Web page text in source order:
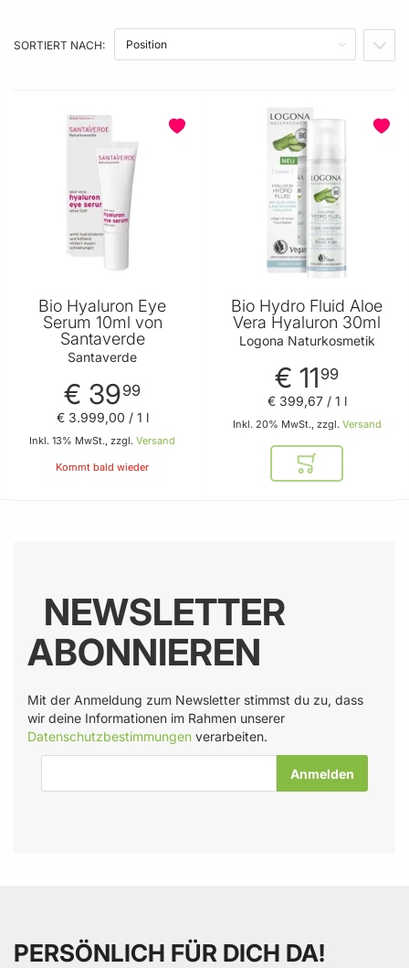
PRODUKTEIGENSCHAFT
SORTIERT NACH: IN
Bio Hyaluron Eye
Serum 10ml von
Santaverde
Santaverde
€ 3999
Inkl. 13% MwSt., zzgl. Versand
€ 3.999,00 / 1 l
Kommt bald wieder
Bio Hydro Fluid Aloe
Vera Hyaluron 30ml
Logona Naturkosmetik
€ 11 99
Inkl. 20% MwSt., zzgl. Versand
€ 399,67/ 1 l
In den
NEWSLETTER
ABONNIEREN
Mit der Anmeldung zum Newsletter stimmst du zu, dass
wir deine Informationen im Rahmen unserer
Datenschutzbestimmungen verarbeiten.
PERSÖNLICH FÜR DICH DA!